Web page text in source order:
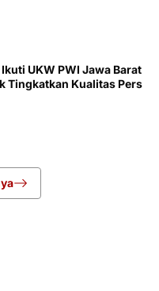
UKW PWI Jawa Barat
Tingkatkan Kualitas Pers